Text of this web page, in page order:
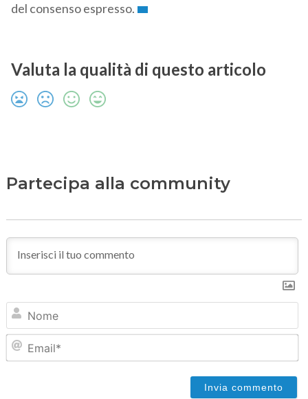
del consenso espresso.
Valuta la qualità di questo articolo
Partecipa alla community